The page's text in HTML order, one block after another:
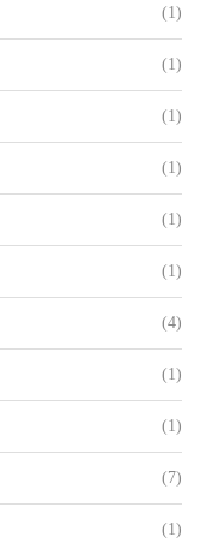
(1)
(1)
(1)
(1)
(1)
(1)
(4)
(1)
(1)
(7)
(1)